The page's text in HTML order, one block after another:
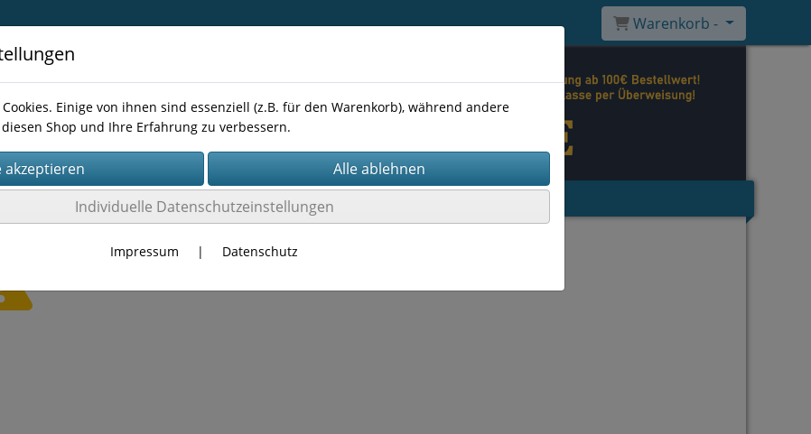
Warenkorb -
Einige von ihnen sind essenziell (z.B. für den Warenkorb), während andere
Shop und Ihre Erfahrung zu verbessern.
Individuelle Datenschutzeinstellungen
Impressum | Datenschutz